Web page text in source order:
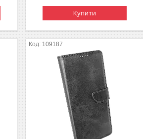
Купити
109187